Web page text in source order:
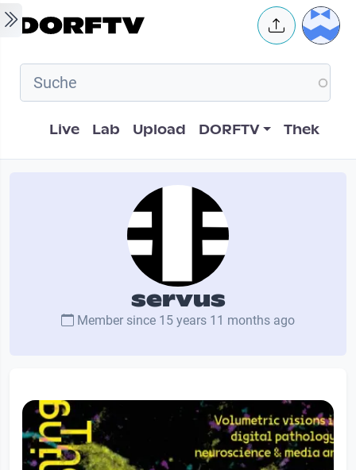
Skip to main content User
Hauptnavigation
Live Lab Upload DORFTV Thek
servus
Member since 15 years 11 months ago